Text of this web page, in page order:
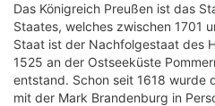
Das Königreich Preußen ist das
Staates, welches zwischen 1701
Staat ist der Nachfolgestaat des
1525 an der Ostseeküste
entstand. Schon seit 1618 wurde
mit der Mark Brandenburg in